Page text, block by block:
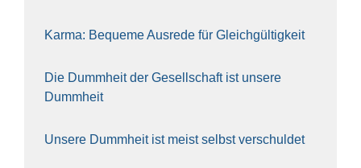
Kar­ma: Beque­me Aus­re­de für Gleich­gül­tig­keit
Die Dumm­heit der Gesell­schaft ist unse­re
Dumm­heit
Unse­re Dumm­heit ist meist selbst ver­schul­det